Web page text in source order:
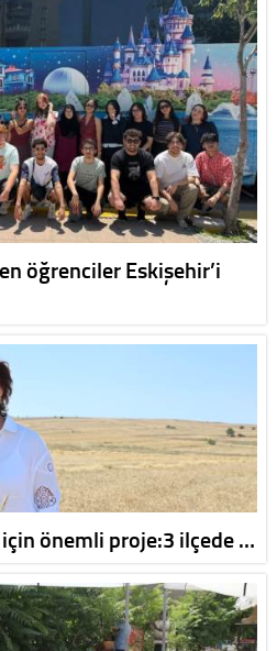
öğrenciler Eskişehir’i
önemli proje:3 ilçede …